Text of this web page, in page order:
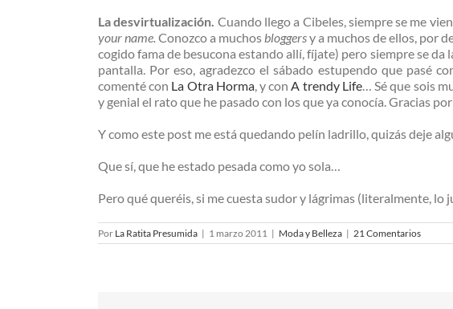
La desvirtualización. Cuando llego a Cibeles, siempre se me
your name.Conozco a muchosbloggersy a muchos de ellos, por
cogido fama de besucona estando allí, fíjate) pero siempre se
pantalla. Por eso, agradezco el sábado estupendo que pasé
comenté con La Otra Horma, y conA trendy Life… Sé que sois
y genial el rato que he pasado con los que ya conocía. Gracias
Y como este post me está quedando pelín ladrillo, quizás deje
Que sí, que he estado pesada como yo sola…
Pero qué queréis, si me cuesta sudor y lágrimas (literalmente,
Por La Ratita Presumida | 1 marzo 2011 | Moda y Belleza | 21 Comentarios